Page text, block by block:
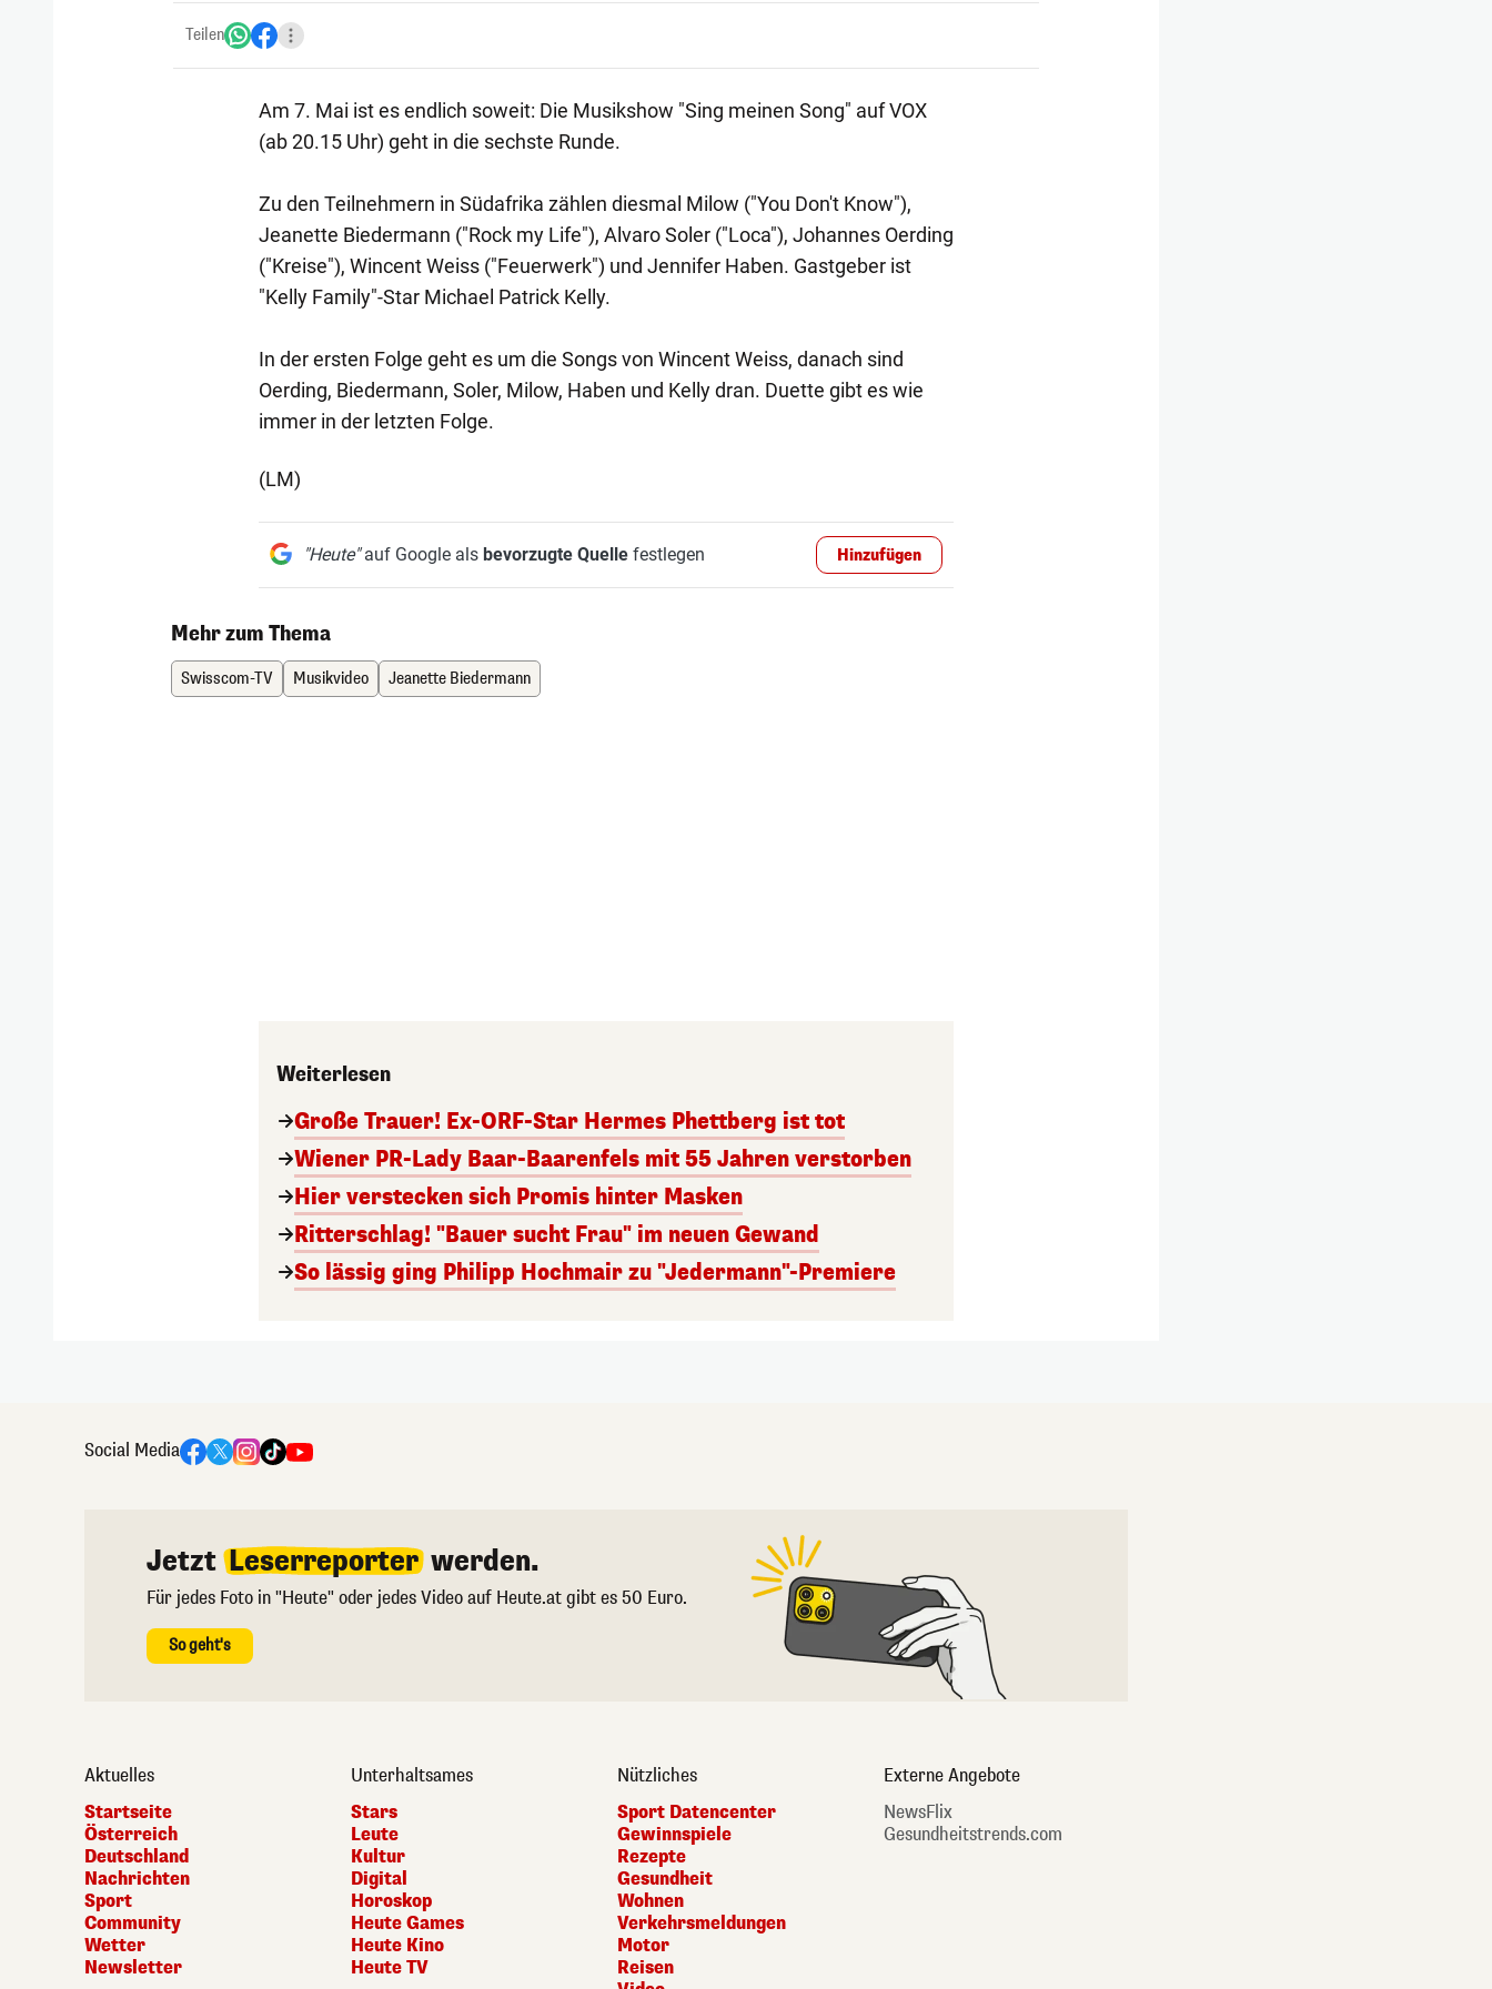
Teilen
Am 7. Mai ist es endlich soweit: Die Musikshow "Sing meinen Song" auf VOX
(ab 20.15 Uhr) geht in die sechste Runde.
Zu den Teilnehmern in Südafrika zählen diesmal Milow ("You Don't Know"),
Jeanette Biedermann ("Rock my Life"), Alvaro Soler ("Loca"), Johannes Oerding
("Kreise"), Wincent Weiss ("Feuerwerk") und Jennifer Haben. Gastgeber ist
"Kelly Family"-Star Michael Patrick Kelly.
In der ersten Folge geht es um die Songs von Wincent Weiss, danach sind
Oerding, Biedermann, Soler, Milow, Haben und Kelly dran. Duette gibt es wie
immer in der letzten Folge.
(LM)
"Heute"auf Google als bevorzugte Quellefestlegen Hinzufügen
Mehr zum Thema
Swisscom-TV Musikvideo Jeanette Biedermann
Weiterlesen
Große Trauer! Ex-ORF-Star Hermes Phettberg ist tot
Wiener PR-Lady Baar-Baarenfels mit 55 Jahren verstorben
Hier verstecken sich Promis hinter Masken
Ritterschlag! "Bauer sucht Frau" im neuen Gewand
So lässig ging Philipp Hochmair zu "Jedermann"-Premiere
Social Media
Jetzt Leserreporter werden.
Für jedes Foto in "Heute" oder jedes Video auf Heute.at gibt es 50 Euro.
So geht's
Aktuelles
Startseite
Österreich
Deutschland
Nachrichten
Sport
Community
Wetter
Newsletter
Unterhaltsames
Stars
Leute
Kultur
Digital
Horoskop
Heute Games
Heute Kino
Heute TV
Nützliches
Sport Datencenter
Gewinnspiele
Rezepte
Gesundheit
Wohnen
Verkehrsmeldungen
Motor
Reisen
Externe Angebote
NewsFlix
Gesundheitstrends.com